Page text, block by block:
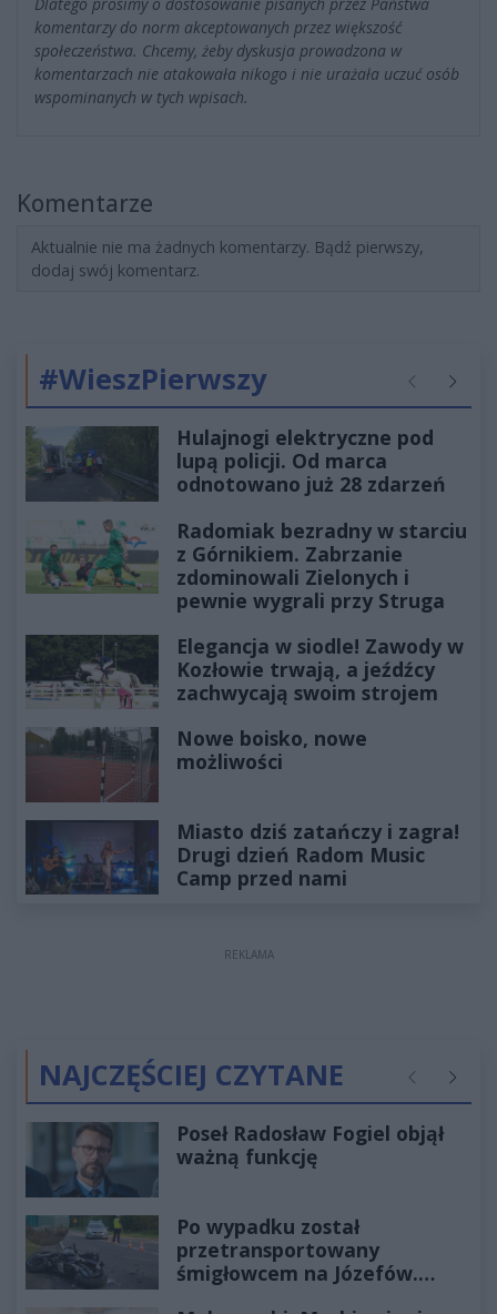
komentarzy do norm akceptowanych przez większość
społeczeństwa. Chcemy, żeby dyskusja prowadzona w
komentarzach nie atakowała nikogo i nie urażała uczuć osób
wspominanych w tych wpisach.
Komentarze
Aktualnie nie ma żadnych komentarzy. Bądź pierwszy,
dodaj swój komentarz.
#WieszPierwszy Poprzednie
Hulajnogi elektryczne pod
lupą policji. Od marca
odnotowano już 28 zdarzeń
Radomiak bezradny w starciu
z Górnikiem. Zabrzanie
zdominowali Zielonych i
pewnie wygrali przy Struga
Elegancja w siodle! Zawody w
Kozłowie trwają, a jeźdźcy
zachwycają swoim strojem
Nowe boisko, nowe
możliwości
Miasto dziś zatańczy i zagra!
Drugi dzień Radom Music
Camp przed nami
REKLAMA
NAJCZĘŚCIEJ CZYTANE Poprzednie
Poseł Radosław Fogiel objął
ważną funkcję
Po wypadku został
przetransportowany
śmigłowcem na Józefów.